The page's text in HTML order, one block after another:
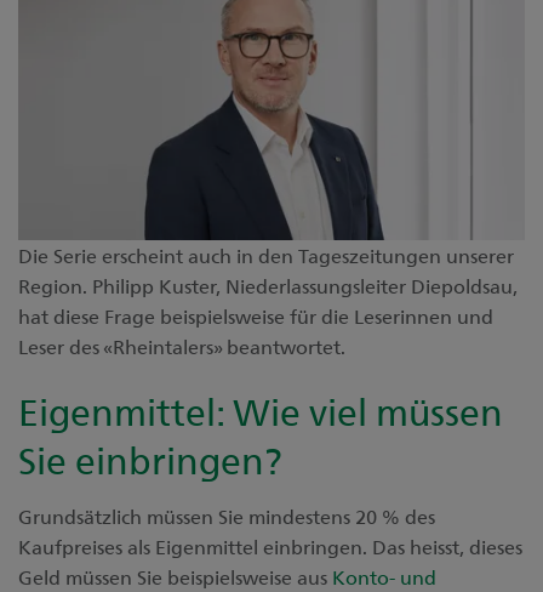
Die Serie erscheint auch in den Tageszeitungen unserer
Region. Philipp Kuster, Niederlassungsleiter Diepoldsau,
hat diese Frage beispielsweise für die Leserinnen und
Leser des «Rheintalers» beantwortet.
Eigenmittel: Wie viel müssen
Sie einbringen?
Grundsätzlich müssen Sie mindestens 20 % des
Kaufpreises als Eigenmittel einbringen. Das heisst, dieses
Geld müssen Sie beispielsweise aus Konto- und